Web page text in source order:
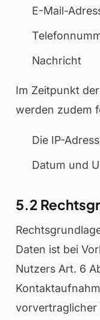
E-Mail-
Nachricht
Im Zeitpunkt
werden zudem
Die IP-
Datum und
5.2
Daten ist bei
Nutzers Art. 6
vorvertraglicher